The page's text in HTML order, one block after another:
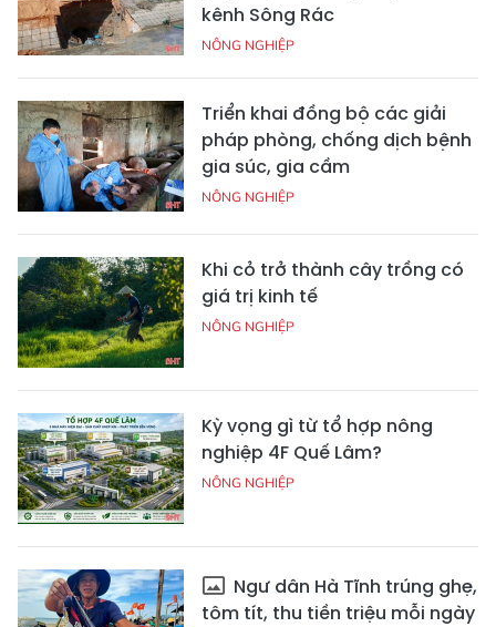
kênh Sông Rác
NÔNG NGHIỆP
Triển khai đồng bộ các giải
pháp phòng, chống dịch bệnh
gia súc, gia cầm
NÔNG NGHIỆP
Khi cỏ trở thành cây trồng có
giá trị kinh tế
NÔNG NGHIỆP
Kỳ vọng gì từ tổ hợp nông
nghiệp 4F Quế Lâm?
NÔNG NGHIỆP
Ngư dân Hà Tĩnh trúng ghẹ,
tôm tít, thu tiền triệu mỗi ngày